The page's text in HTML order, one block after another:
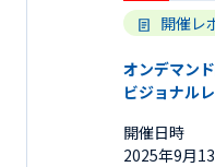
開催レ
オンデマン
ビジョナル
開催日時
2025年9月